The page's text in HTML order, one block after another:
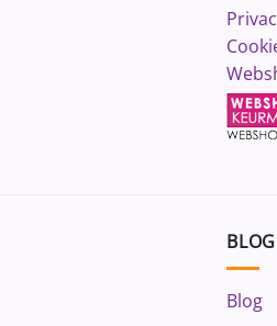
Blog